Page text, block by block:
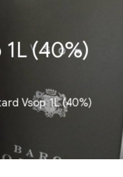
(40%)
Vsop 1L (40%)